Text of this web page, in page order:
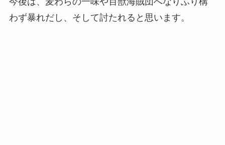
わず暴れだし、そして討たれると思います。